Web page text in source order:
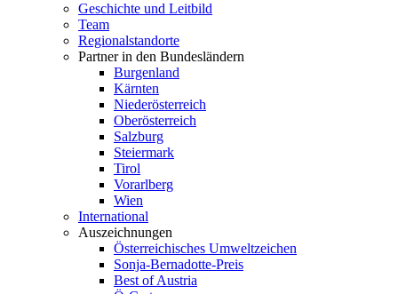
Geschichte und Leitbild
Team
Regionalstandorte
Partner in den Bundesländern
Burgenland
Kärnten
Niederösterreich
Oberösterreich
Salzburg
Steiermark
Tirol
Vorarlberg
Wien
International
Auszeichnungen
Österreichisches Umweltzeichen
Sonja-Bernadotte-Preis
Best of Austria